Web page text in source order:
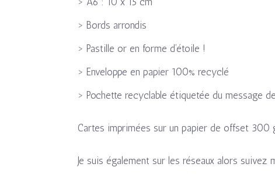
> Bords arrondis
> Pastille or en forme d’étoile !
> Enveloppe en papier 100% recyclé
> Pochette recyclable étiquetée du message
Cartes imprimées sur un papier de offset 300
Je suis également sur les réseaux alors suivez